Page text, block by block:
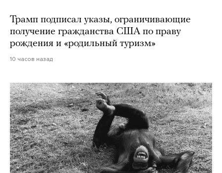
Трамп подписал указы, ограничивающие
получение гражданства США по праву
рождения и «родильный туризм»
10 часов назад